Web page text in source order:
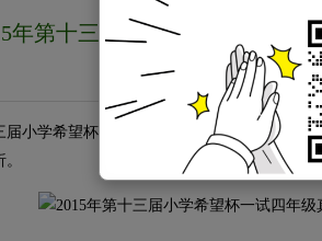
年第十三届小学希望杯一试四
来源：郑州奥数网 2015-03-15
小学希望杯一试已于3月15日上午8：30—10